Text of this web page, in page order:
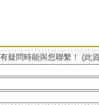
疑問時能與您聯繫！ (此